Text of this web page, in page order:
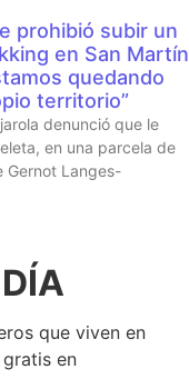
prohibió subir un
en San Martín
quedando
territorio”
denunció que le
en una parcela de
Gernot Langes-
que viven en
en